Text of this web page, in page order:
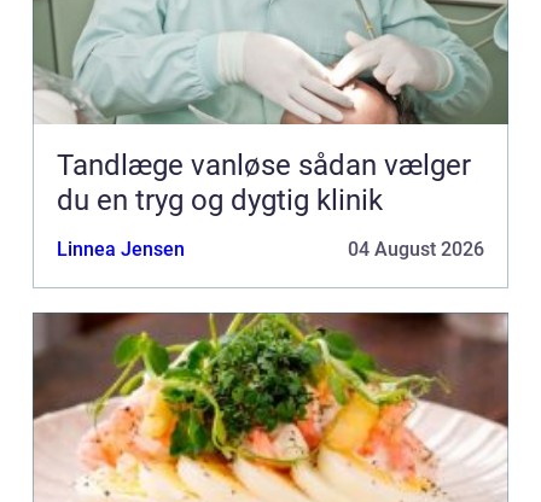
Tandlæge vanløse sådan vælger
du en tryg og dygtig klinik
Linnea Jensen 04 August 2026